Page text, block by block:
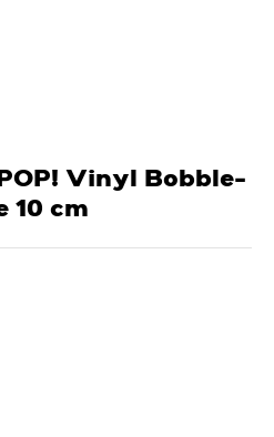
Vinyl Bobble-
10 cm